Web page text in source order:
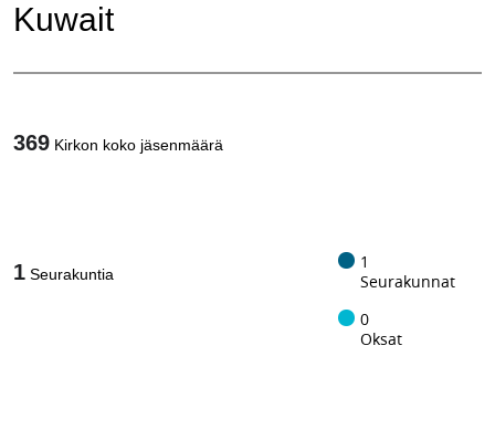
Kuwait
369 Kirkon koko jäsenmäärä
1 Seurakuntia
1
Seurakunnat
0
Oksat